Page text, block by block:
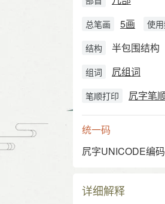
总笔画 5画 使
结构 半包围结构
组词 凥组词
笔顺打印 凥字笔
统一码
凥字UNICODE编
详细解释